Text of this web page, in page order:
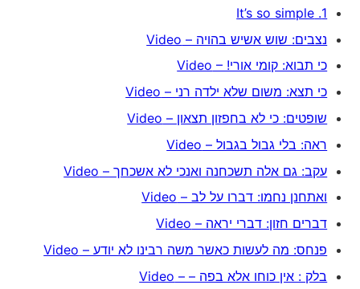
1. It’s so simple
נצבים: שוש אשיש בהויה – Video
כי תבוא: קומי אורי! – Video
כי תצא: משום שלא ילדה רני – Video
שופטים: כי לא בחפזון תצאון – Video
ראה: בלי גבול בגבול – Video
עקב: גם אלה תשכחנה ואנכי לא אשכחך – Video
ואתחנן נחמו: דברו על לב – Video
דברים חזון: דברי יראה – Video
פנחס: מה לעשות כאשר משה רבינו לא יודע – Video
בלק : אין כוחו אלא בפה – – Video